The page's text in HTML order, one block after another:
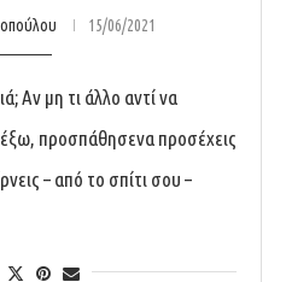
15/06/2021
Αν μη τι άλλο αντί να
έξω, προσπάθησενα προσέχεις
– από το σπίτι σου –